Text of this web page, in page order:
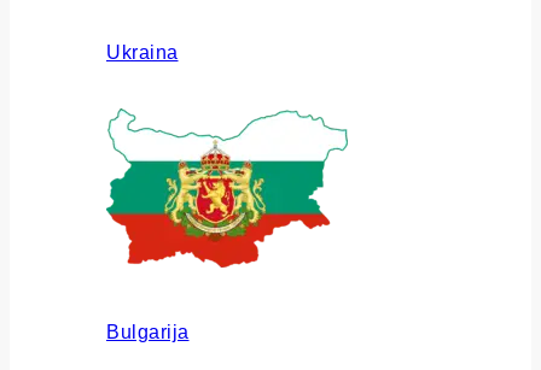
Ukraina
Bulgarija